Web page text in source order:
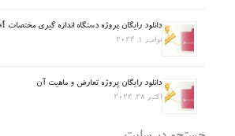
دانلود رایگان پروژه دستگاه اندازه گیری مختصات CMM
نوامبر 1, 2024
دانلود رایگان پروژه تعارض و ماهیت آن
اکتبر 28, 2024